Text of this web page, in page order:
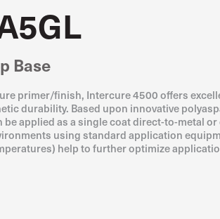
Base
primer/finish, Intercure 4500 offers
durability. Based upon innovative
applied as a single coat direct-to-metal
using standard application
help to further optimize